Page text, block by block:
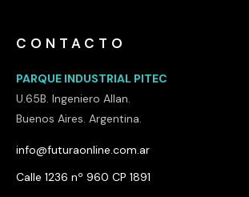
CONTACTO
PARQUE INDUSTRIAL PITEC
U.65B. Ingeniero Allan.
Buenos Aires. Argentina.
info@futuraonline.com.ar
Calle 1236 nº 960 CP 1891